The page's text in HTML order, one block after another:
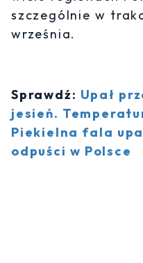
szczególnie w
września.
Sprawdź: Upał
jesień.
Piekielna fala
odpuści w Polsce